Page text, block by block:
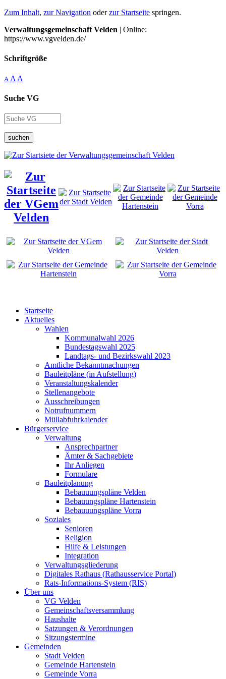
Zum Inhalt, zur Navigation oderzur Startseite springen.
Verwaltungsgemeinschaft Velden | Online:
https://www.vgvelden.de/
Schriftgröße
A A A
Suche VG
suchen
Startseite
Aktuelles
Wahlen
Kommunalwahl 2026
Bundestagswahl 2025
Landtags- und Bezirkswahl 2023
Amtliche Bekanntmachungen
Bauleitpläne (in Aufstellung)
Veranstaltungskalender
Stellenangebote
Ausschreibungen
Notrufnummern
Müllabfuhrkalender
Bürgerservice
Verwaltung
Ansprechpartner
Ämter & Sachgebiete
Ihr Anliegen
Formulare
Bauleitplanung
Bebauuungspläne Velden
Bebauungspläne Hartenstein
Bebauuungspläne Vorra
Soziales
Senioren
Religion
Hilfe & Leistungen
Integration
Verwaltungsgliederung
Digitales Rathaus (Rathausservice Portal)
Rats-Informations-System (RIS)
Über uns
VG Velden
Gemeinschaftsversammlung
Haushalte
Satzungen & Verordnungen
Sitzungstermine
Gemeinden
Stadt Velden
Gemeinde Hartenstein
Gemeinde Vorra